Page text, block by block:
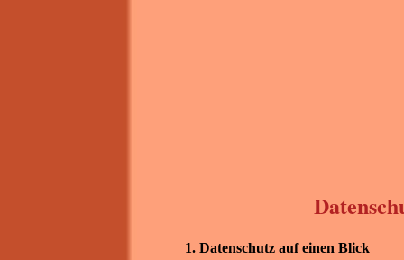
1. Datenschutz auf einen Blick